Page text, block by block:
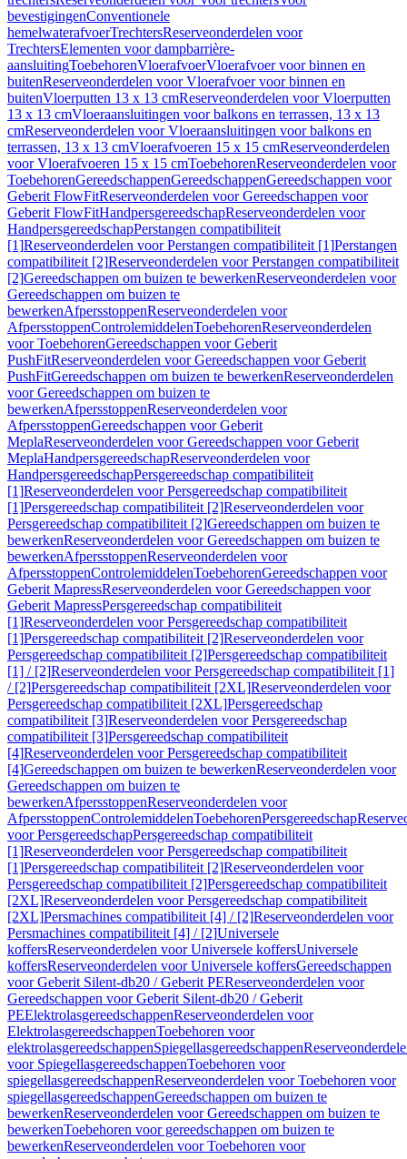
bevestigingenConventionele
hemelwaterafvoerTrechtersReserveonderdelen voor
TrechtersElementen voor dampbarrière-
aansluitingToebehorenVloerafvoerVloerafvoer voor binnen en
buitenReserveonderdelen voor Vloerafvoer voor binnen en
buitenVloerputten 13 x 13 cmReserveonderdelen voor Vloerputten
13 x 13 cmVloeraansluitingen voor balkons en terrassen, 13 x 13
cmReserveonderdelen voor Vloeraansluitingen voor balkons en
terrassen, 13 x 13 cmVloerafvoeren 15 x 15 cmReserveonderdelen
voor Vloerafvoeren 15 x 15 cmToebehorenReserveonderdelen voor
ToebehorenGereedschappenGereedschappenGereedschappen voor
Geberit FlowFitReserveonderdelen voor Gereedschappen voor
Geberit FlowFitHandpersgereedschapReserveonderdelen voor
HandpersgereedschapPerstangen compatibiliteit
[1]Reserveonderdelen voor Perstangen compatibiliteit [1]Perstangen
compatibiliteit [2]Reserveonderdelen voor Perstangen compatibiliteit
[2]Gereedschappen om buizen te bewerkenReserveonderdelen voor
Gereedschappen om buizen te
bewerkenAfpersstoppenReserveonderdelen voor
AfpersstoppenControlemiddelenToebehorenReserveonderdelen
voor ToebehorenGereedschappen voor Geberit
PushFitReserveonderdelen voor Gereedschappen voor Geberit
PushFitGereedschappen om buizen te bewerkenReserveonderdelen
voor Gereedschappen om buizen te
bewerkenAfpersstoppenReserveonderdelen voor
AfpersstoppenGereedschappen voor Geberit
MeplaReserveonderdelen voor Gereedschappen voor Geberit
MeplaHandpersgereedschapReserveonderdelen voor
HandpersgereedschapPersgereedschap compatibiliteit
[1]Reserveonderdelen voor Persgereedschap compatibiliteit
[1]Persgereedschap compatibiliteit [2]Reserveonderdelen voor
Persgereedschap compatibiliteit [2]Gereedschappen om buizen te
bewerkenReserveonderdelen voor Gereedschappen om buizen te
bewerkenAfpersstoppenReserveonderdelen voor
AfpersstoppenControlemiddelenToebehorenGereedschappen voor
Geberit MapressReserveonderdelen voor Gereedschappen voor
Geberit MapressPersgereedschap compatibiliteit
[1]Reserveonderdelen voor Persgereedschap compatibiliteit
[1]Persgereedschap compatibiliteit [2]Reserveonderdelen voor
Persgereedschap compatibiliteit [2]Persgereedschap compatibiliteit
[1] / [2]Reserveonderdelen voor Persgereedschap compatibiliteit [1]
/ [2]Persgereedschap compatibiliteit [2XL]Reserveonderdelen voor
Persgereedschap compatibiliteit [2XL]Persgereedschap
compatibiliteit [3]Reserveonderdelen voor Persgereedschap
compatibiliteit [3]Persgereedschap compatibiliteit
[4]Reserveonderdelen voor Persgereedschap compatibiliteit
[4]Gereedschappen om buizen te bewerkenReserveonderdelen voor
Gereedschappen om buizen te
bewerkenAfpersstoppenReserveonderdelen voor
AfpersstoppenControlemiddelenToebehorenPersgereedschap
voor PersgereedschapPersgereedschap compatibiliteit
[1]Reserveonderdelen voor Persgereedschap compatibiliteit
[1]Persgereedschap compatibiliteit [2]Reserveonderdelen voor
Persgereedschap compatibiliteit [2]Persgereedschap compatibiliteit
[2XL]Reserveonderdelen voor Persgereedschap compatibiliteit
[2XL]Persmachines compatibiliteit [4] / [2]Reserveonderdelen voor
Persmachines compatibiliteit [4] / [2]Universele
koffersReserveonderdelen voor Universele koffersUniversele
koffersReserveonderdelen voor Universele koffersGereedschappen
voor Geberit Silent-db20 / Geberit PEReserveonderdelen voor
Gereedschappen voor Geberit Silent-db20 / Geberit
PEElektrolasgereedschappenReserveonderdelen voor
ElektrolasgereedschappenToebehoren voor
elektrolasgereedschappenSpiegellasgereedschappen
voor SpiegellasgereedschappenToebehoren voor
spiegellasgereedschappenReserveonderdelen voor Toebehoren voor
spiegellasgereedschappenGereedschappen om buizen te
bewerkenReserveonderdelen voor Gereedschappen om buizen te
bewerkenToebehoren voor gereedschappen om buizen te
bewerkenReserveonderdelen voor Toebehoren voor